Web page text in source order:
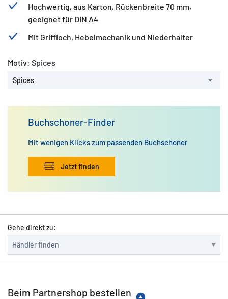
Hochwertig, aus Karton, Rückenbreite 70 mm,
geeignet für DIN A4
Mit Griffloch, Hebelmechanik und Niederhalter
Motiv: Spices
Spices
Buchschoner-Finder
Mit wenigen Klicks zum passenden Buchschoner
Jetzt finden
Gehe direkt zu:
Beim Partnershop bestellen